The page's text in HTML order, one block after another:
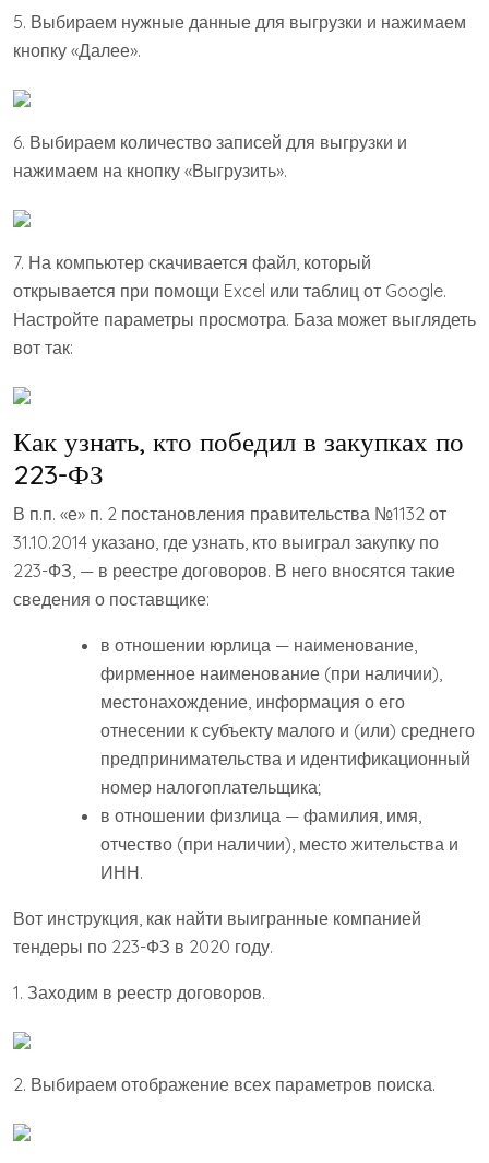
5. Выбираем нужные данные для выгрузки и нажимаем
кнопку «Далее».
6. Выбираем количество записей для выгрузки и
нажимаем на кнопку «Выгрузить».
7. На компьютер скачивается файл, который
открывается при помощи Excel или таблиц от Google.
Настройте параметры просмотра. База может выглядеть
вот так:
Как узнать, кто победил в закупках по
223-ФЗ
В п.п. «е» п. 2 постановления правительства №1132 от
31.10.2014 указано, где узнать, кто выиграл закупку по
223-ФЗ, — в реестре договоров. В него вносятся такие
сведения о поставщике:
в отношении юрлица — наименование,
фирменное наименование (при наличии),
местонахождение, информация о его
отнесении к субъекту малого и (или) среднего
предпринимательства и идентификационный
номер налогоплательщика;
в отношении физлица — фамилия, имя,
отчество (при наличии), место жительства и
ИНН.
Вот инструкция, как найти выигранные компанией
тендеры по 223-ФЗ в 2020 году.
1. Заходим в реестр договоров.
2. Выбираем отображение всех параметров поиска.